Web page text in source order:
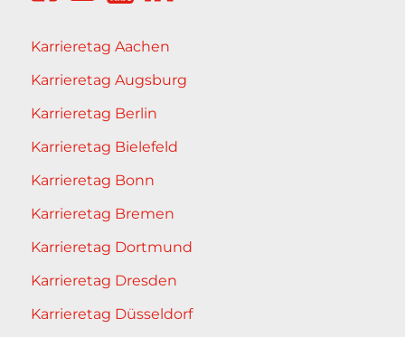
Karrieretag Aachen
Karrieretag Augsburg
Karrieretag Berlin
Karrieretag Bielefeld
Karrieretag Bonn
Karrieretag Bremen
Karrieretag Dortmund
Karrieretag Dresden
Karrieretag Düsseldorf